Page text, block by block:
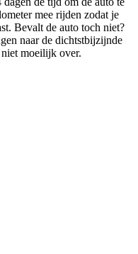
mee rijden zodat je
Bevalt de auto toch niet?
naar de dichtstbijzijnde
moeilijk over.